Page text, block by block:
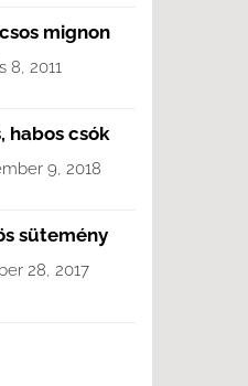
mignon
8, 2011
habos csók
9, 2018
sütemény
28, 2017